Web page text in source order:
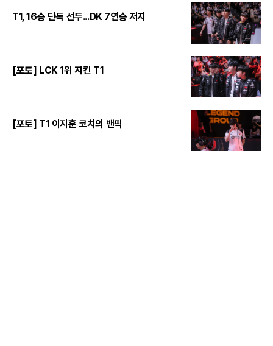
T1, 16승 단독 선두...DK 7연승 저지
[포토] LCK 1위 지킨 T1
[포토] T1 이지훈 코치의 밴픽